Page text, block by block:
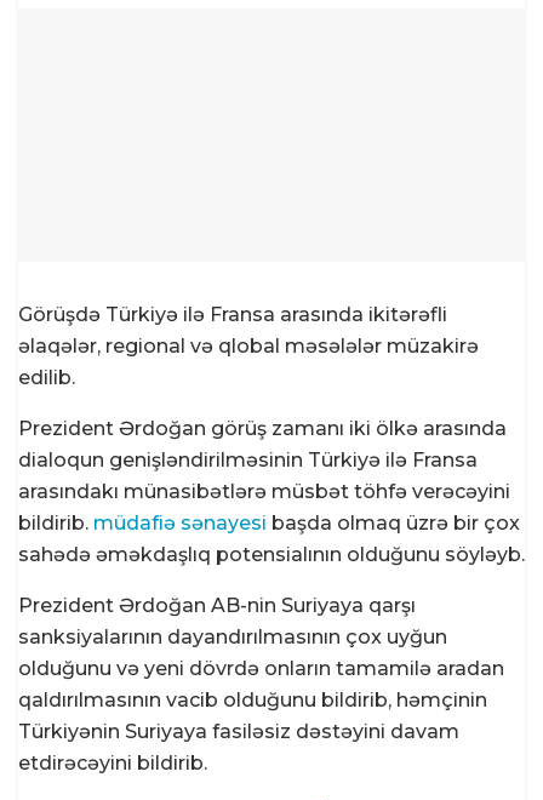
Görüşdə Türkiyə ilə Fransa arasında ikitərəfli
əlaqələr, regional və qlobal məsələlər müzakirə
edilib.
Prezident Ərdoğan görüş zamanı iki ölkə arasında
dialoqun genişləndirilməsinin Türkiyə ilə Fransa
arasındakı münasibətlərə müsbət töhfə verəcəyini
bildirib. müdafiə sənayesi başda olmaq üzrə bir çox
sahədə əməkdaşlıq potensialının olduğunu söyləyb.
Prezident Ərdoğan AB-nin Suriyaya qarşı
sanksiyalarının dayandırılmasının çox uyğun
olduğunu və yeni dövrdə onların tamamilə aradan
qaldırılmasının vacib olduğunu bildirib, həmçinin
Türkiyənin Suriyaya fasiləsiz dəstəyini davam
etdirəcəyini bildirib.
saxtakarlığa qarşı şifahi müdafiə
Konqoda Ebola epidemiyası
böyüyür, Virus mutasiyaya
uğramış ola bilər
07 AVQUST 2026 / 7:44 11
Tramp: “İranla razılaşma tezliklə
07 AVQUST 2026 / 7:32 12
UEFA FİFA təşkilatlarını boykot
qərarından geri çəkilməyib